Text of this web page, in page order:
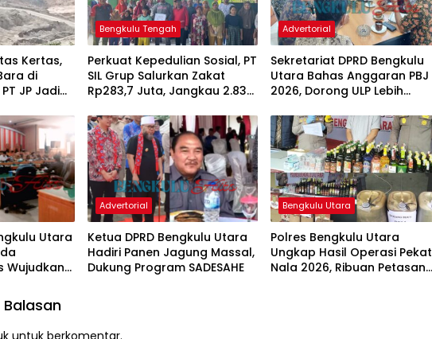
Kertas,
di
JP Jadi
Bengkulu Tengah
Perkuat Kepedulian Sosial, PT
SIL Grup Salurkan Zakat
Rp283,7 Juta, Jangkau 2.837
Penyangga
Advertorial
Sekretariat DPRD Bengkulu
Utara Bahas Anggaran PBJ
2026, Dorong ULP Lebih
Utara
Wujudkan
Advertorial
Ketua DPRD Bengkulu Utara
Hadiri Panen Jagung Massal,
Dukung Program SADESAHE
Bengkulu Utara
Polres Bengkulu Utara
Ungkap Hasil Operasi Pekat
Nala 2026, Ribuan Petasan